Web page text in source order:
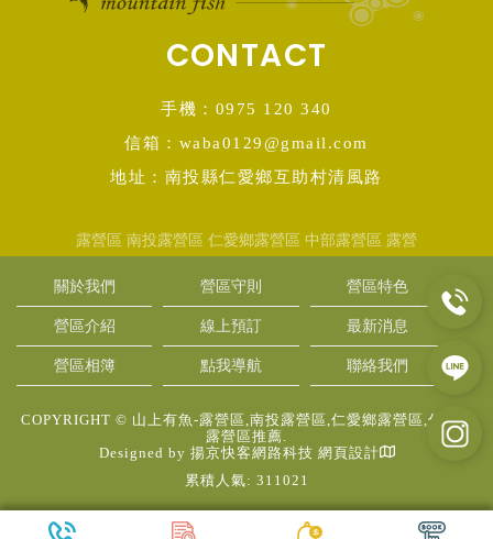
CONTACT
手機：0975 120 340
信箱：waba0129@gmail.com
地址：南投縣仁愛鄉互助村清風路
露營區 南投露營區 仁愛鄉露營區 中部露營區 露營
關於我們 營區守則 營區特色
營區介紹 線上預訂 最新消息
營區相簿 點我導航 聯絡我們
COPYRIGHT © 山上有魚-露營區,南投露營區,仁愛鄉露營區,仁愛鄉
露營區推薦.
Designed by 揚京快客網路科技 網頁設計
累積人氣: 311021